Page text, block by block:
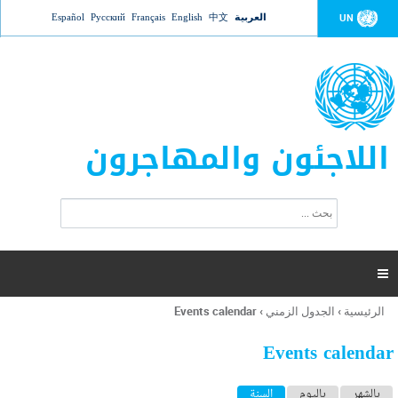
Jump to navigation UN العربية 中文
English
Français
Русский
Español
اللاجئون والمهاجرون
ت
ر
ل
ح
ب

أنت
هنا
الرئيسية › الجدول الزمني ›
Events calendar
Events calendar